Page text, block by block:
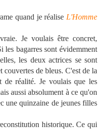
quand je réalise L'Homme
Je voulais être concret,
les bagarres sont évidemment
les deux actrices se sont
couvertes de bleus. C'est de la
de réalité. Je voulais que les
aussi absolument à ce qu'on
une quinzaine de jeunes filles
historique. Ce qui